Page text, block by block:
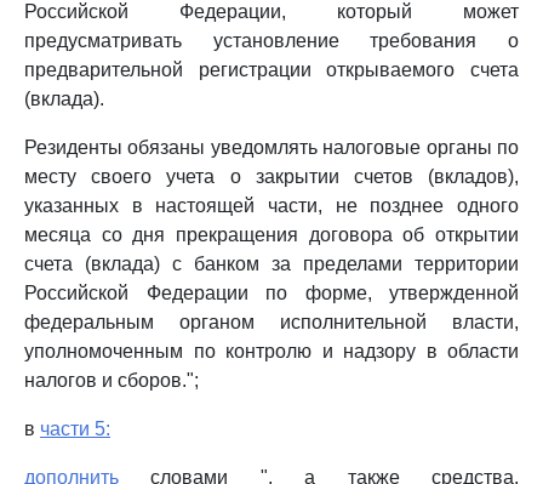
Российской Федерации, который может
предусматривать установление требования о
предварительной регистрации открываемого счета
(вклада).
Резиденты обязаны уведомлять налоговые органы по
месту своего учета о закрытии счетов (вкладов),
указанных в настоящей части, не позднее одного
месяца со дня прекращения договора об открытии
счета (вклада) с банком за пределами территории
Российской Федерации по форме, утвержденной
федеральным органом исполнительной власти,
уполномоченным по контролю и надзору в области
налогов и сборов.";
в части 5:
дополнить словами ", а также средства,